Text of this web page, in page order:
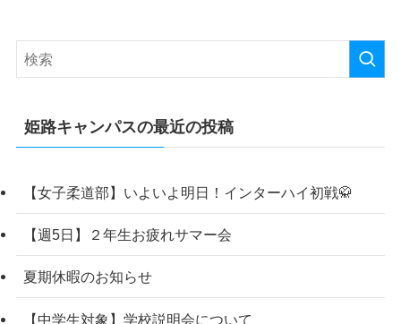
姫路キャンパスの最近の投稿
【女子柔道部】いよいよ明日！インターハイ初戦🥋
【週5日】２年生お疲れサマー会
夏期休暇のお知らせ
【中学生対象】学校説明会について